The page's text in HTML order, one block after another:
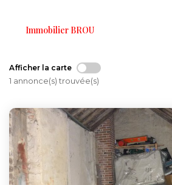
Immobilier BROU
Afficher la carte
1 annonce(s) trouvée(s)